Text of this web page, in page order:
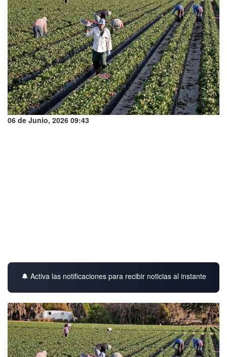
06 de Junio, 2026 09:43
🔔 Activa las notificaciones para recibir noticias al instante